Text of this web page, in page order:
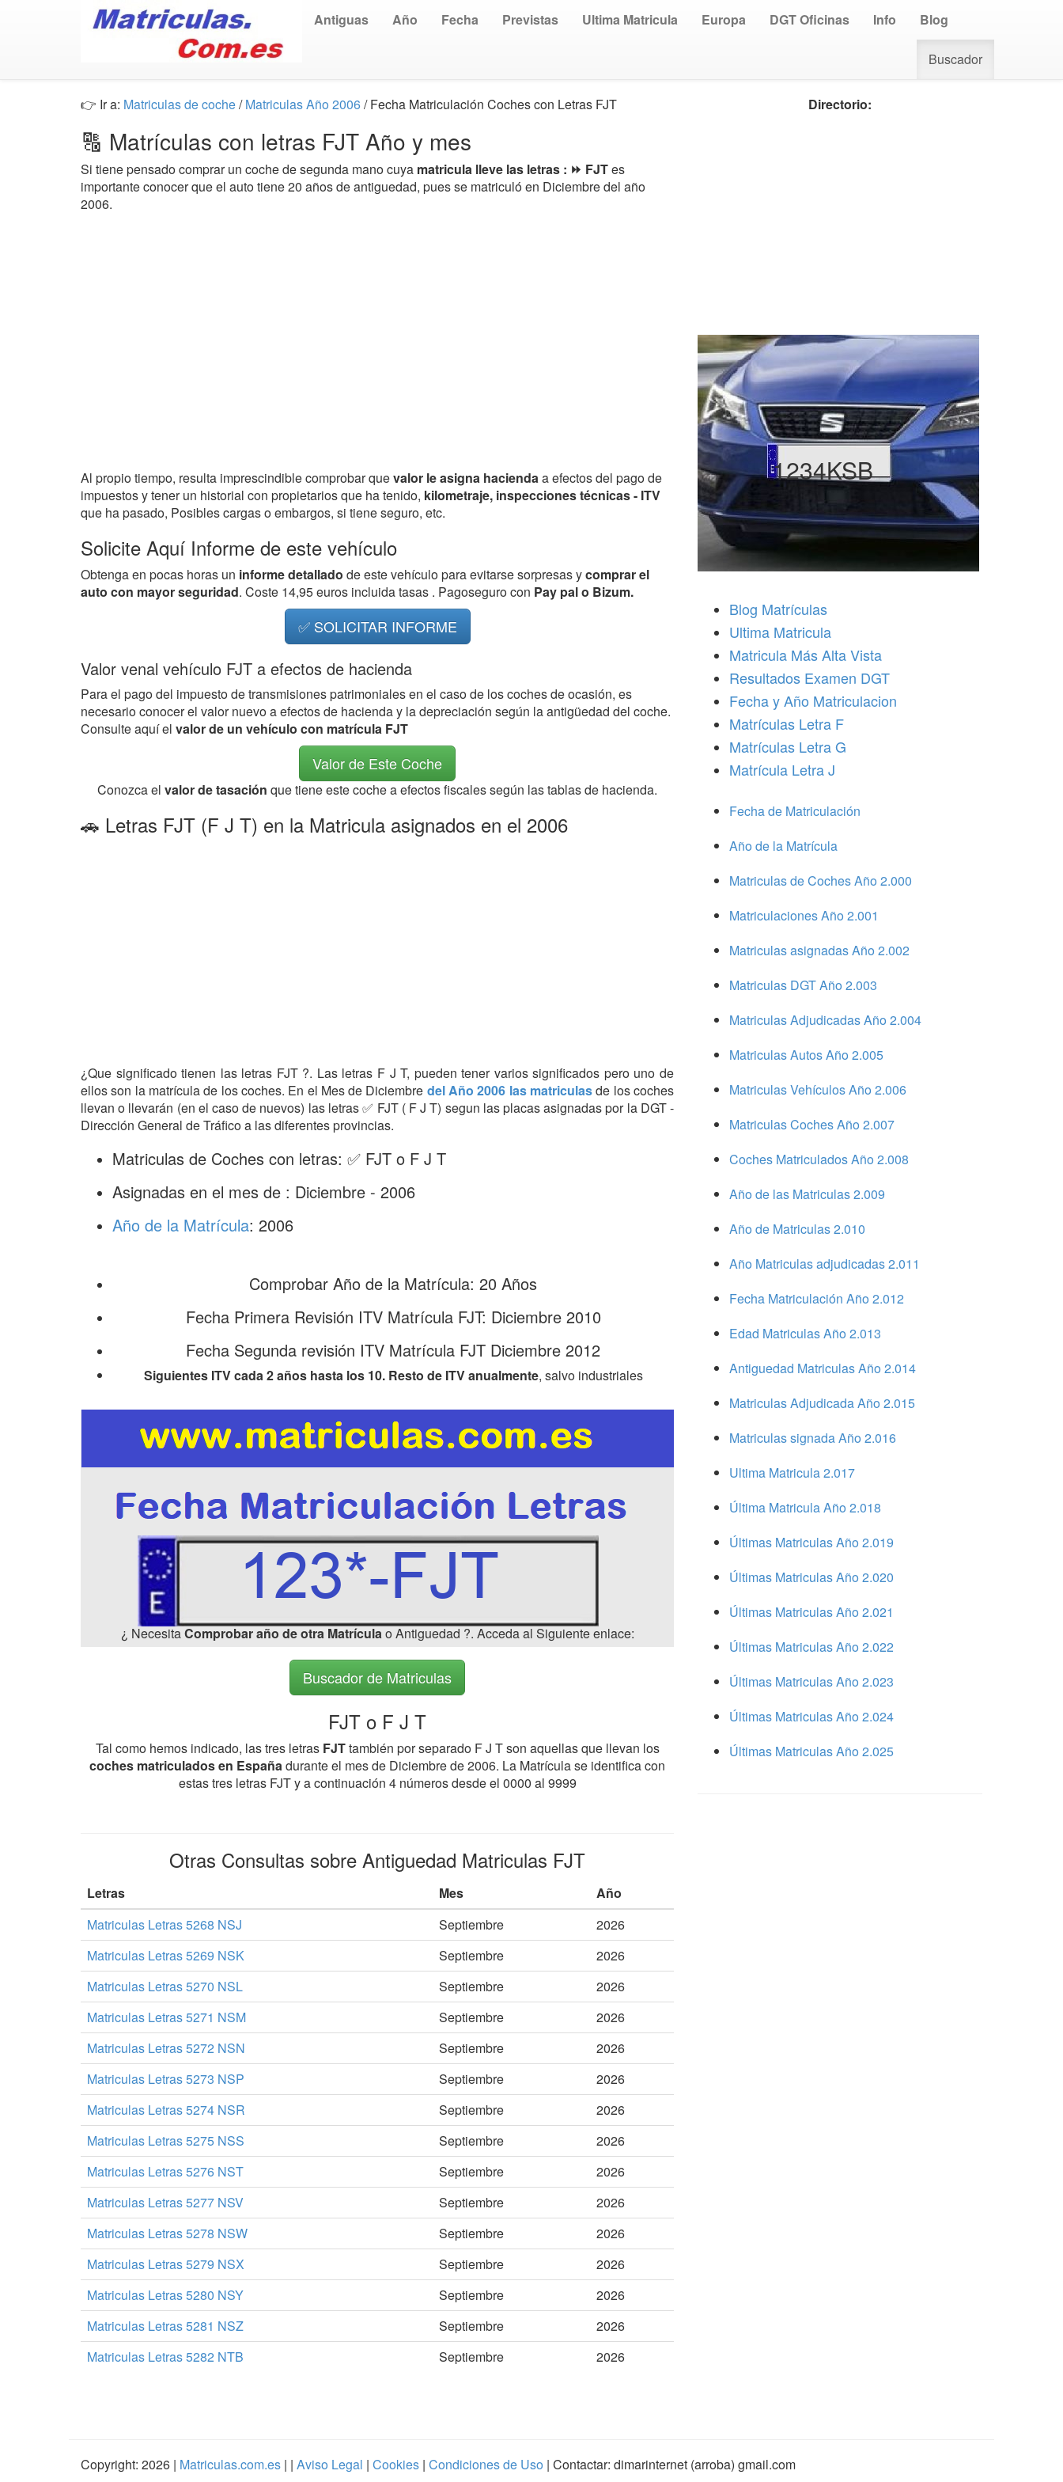
Antiguas Año Fecha Previstas Ultima Matricula Europa DGT Oficinas Info Blog
Buscador
👉 Ir a: Matriculas de coche/Matriculas Año 2006/ Fecha Matriculación Coches con Letras FJT
🔠 Matrículas con letras FJT Año y mes
Si tiene pensado comprar un coche de segunda mano cuya matricula lleve las letras : ⏩ FJTes
importante conocer que el auto tiene 20 años de antiguedad, pues se matriculó en Diciembre del año
2006.
Al propio tiempo, resulta imprescindible comprobar quevalor le asigna haciendaa efectos del pago de
impuestos y tener un historial con propietarios que ha tenido, kilometraje, inspecciones técnicas - ITV
que ha pasado, Posibles cargas o embargos, si tiene seguro, etc.
Solicite Aquí Informe de este vehículo
Obtenga en pocas horas un informe detallado de este vehículo para evitarse sorpresas ycomprar el
auto con mayor seguridad. Coste 14,95 euros incluida tasas . Pagoseguro con Pay pal o Bizum.
✅ SOLICITAR INFORME
Valor venal vehículo FJT a efectos de hacienda
Para el pago del impuesto de transmisiones patrimoniales en el caso de los coches de ocasión, es
necesario conocer el valor nuevo a efectos de hacienda y la depreciación según la antigüedad del coche.
Consulte aquí el valor de un vehículo con matrícula FJT
Valor de Este Coche
Conozca el valor de tasación que tiene este coche a efectos fiscales según las tablas de hacienda.
🚗 Letras FJT (F J T) en la Matricula asignados en el 2006
¿Que significado tienen las letras FJT ?. Las letras F J T, pueden tener varios significados pero uno de
ellos son la matrícula de los coches. En el Mes de Diciembre del Año 2006 las matriculasde los coches
llevan o llevarán (en el caso de nuevos) las letras ✅ FJT ( F J T) segun las placas asignadas por la DGT -
Dirección General de Tráfico a las diferentes provincias.
Matriculas de Coches con letras: ✅ FJT o F J T
Asignadas en el mes de : Diciembre - 2006
Año de la Matrícula: 2006
Comprobar Año de la Matrícula: 20 Años
Fecha Primera Revisión ITV Matrícula FJT: Diciembre 2010
Fecha Segunda revisión ITV Matrícula FJT Diciembre 2012
Siguientes ITV cada 2 años hasta los 10. Resto de ITV anualmente, salvo industriales
¿ NecesitaComprobar año de otra Matrículao Antiguedad ?. Acceda al Siguiente enlace:
Buscador de Matriculas
FJT o F J T
Tal como hemos indicado, las tres letras FJTtambién por separado F J T son aquellas que llevan los
coches matriculados en Españadurante el mes de Diciembre de 2006. La Matrícula se identifica con
estas tres letras FJT y a continuación 4 números desde el 0000 al 9999
Otras Consultas sobre Antiguedad Matriculas FJT
Letras Mes
Año
Matriculas Letras 5268 NSJ
Septiembre
2026
Matriculas Letras 5269 NSK
Septiembre
2026
Matriculas Letras 5270 NSL
Septiembre
2026
Matriculas Letras 5271 NSM
Septiembre
2026
Matriculas Letras 5272 NSN
Septiembre
2026
Matriculas Letras 5273 NSP
Septiembre
2026
Matriculas Letras 5274 NSR
Septiembre
2026
Matriculas Letras 5275 NSS
Septiembre
2026
Matriculas Letras 5276 NST
Septiembre
2026
Matriculas Letras 5277 NSV
Septiembre
2026
Matriculas Letras 5278 NSW
Septiembre
2026
Matriculas Letras 5279 NSX
Septiembre
2026
Matriculas Letras 5280 NSY
Septiembre
2026
Matriculas Letras 5281 NSZ
Septiembre
2026
Matriculas Letras 5282 NTB
Septiembre 2026
Directorio:
1234KSB
Blog Matrículas
Ultima Matricula
Matricula Más Alta Vista
Resultados Examen DGT
Fecha y Año Matriculacion
Matrículas Letra F
Matrículas Letra G
Matrícula Letra J
Fecha de Matriculación
Año de la Matrícula
Matriculas de Coches Año 2.000
Matriculaciones Año 2.001
Matriculas asignadas Año 2.002
Matriculas DGT Año 2.003
Matriculas Adjudicadas Año 2.004
Matriculas Autos Año 2.005
Matriculas Vehículos Año 2.006
Matriculas Coches Año 2.007
Coches Matriculados Año 2.008
Año de las Matriculas 2.009
Año de Matriculas 2.010
Año Matriculas adjudicadas 2.011
Fecha Matriculación Año 2.012
Edad Matriculas Año 2.013
Antiguedad Matriculas Año 2.014
Matriculas Adjudicada Año 2.015
Matriculas signada Año 2.016
Ultima Matricula 2.017
Última Matricula Año 2.018
Últimas Matriculas Año 2.019
Últimas Matriculas Año 2.020
Últimas Matriculas Año 2.021
Últimas Matriculas Año 2.022
Últimas Matriculas Año 2.023
Últimas Matriculas Año 2.024
Últimas Matriculas Año 2.025
Copyright: 2026 | Matriculas.com.es | | Aviso Legal | Cookies | Condiciones de Uso | Contactar: dimarinternet (arroba) gmail.com